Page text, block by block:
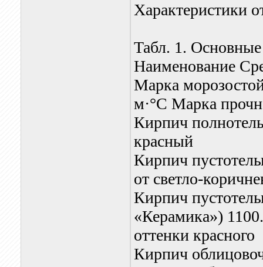
Характеристики
Табл. 1. Основные
Наименование
Марка
м·°С Марка
Кирпич
красный
Кирпич
от светло-
Кирпич
«Керамика»)
оттенки красного
Кирпич